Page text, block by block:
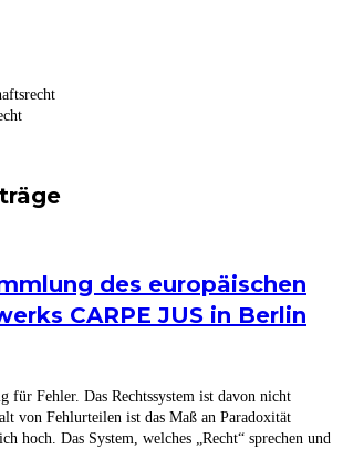
des europäischen
CARPE JUS in Berlin
für Fehler. Das Rechtssystem ist davon nicht
von Fehlurteilen ist das Maß an Paradoxität
hoch. Das System, welches „Recht“ sprechen und